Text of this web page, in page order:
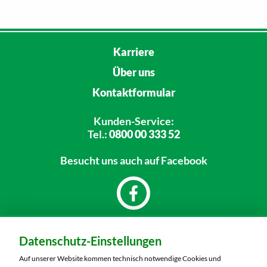
Karriere
Über uns
Kontaktformular
Kunden-Service:
Tel.:0800 00 333 52
Besucht unsauch auf Facebook
MARKTKAUF Saalfeld
Mittlerer Watzenbach 4
Datenschutz-Einstellungen
Auf unserer Website kommen technisch notwendige Cookies und